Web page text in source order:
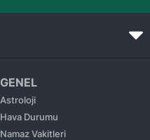
GENEL
Astroloji
Hava Durumu
Namaz Vakitleri